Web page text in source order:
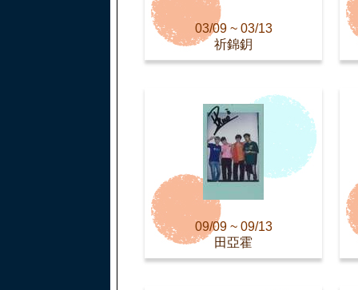
03/09 ~ 03/13
祈錦鈅
09/09 ~ 09/13
田亞霍